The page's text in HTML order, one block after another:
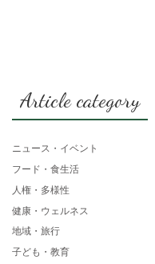
Article category
ニュース・イベント
フード・食生活
人権・多様性
健康・ウェルネス
地域・旅行
子ども・教育